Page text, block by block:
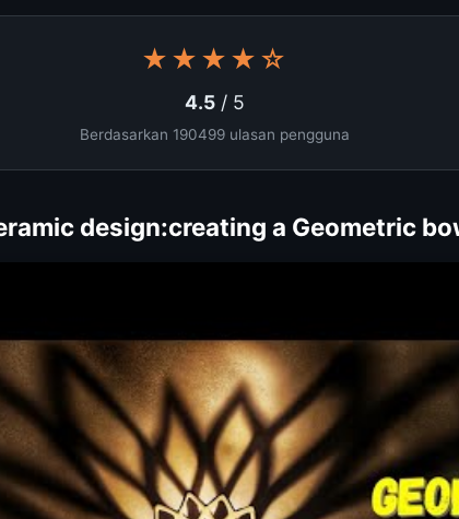
★★★★☆
4.5/ 5
Berdasarkan 190499 ulasan pengguna
design:creating a Geometric